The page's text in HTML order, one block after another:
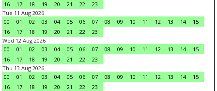
16
17 18 19 20 21 22
23
Tue 11 Aug 2026
00
01 02 03 04 05 06 07 08 09 10 11 12 13 14
15
16
17 18 19 20 21 22
23
Wed 12 Aug 2026
00
01 02 03 04 05 06 07 08 09 10 11 12 13 14
15
16
17 18 19 20 21 22
23
Thu 13 Aug 2026
00
01 02 03 04 05 06 07 08 09 10 11 12 13 14
15
16
17 18 19 20 21 22
23